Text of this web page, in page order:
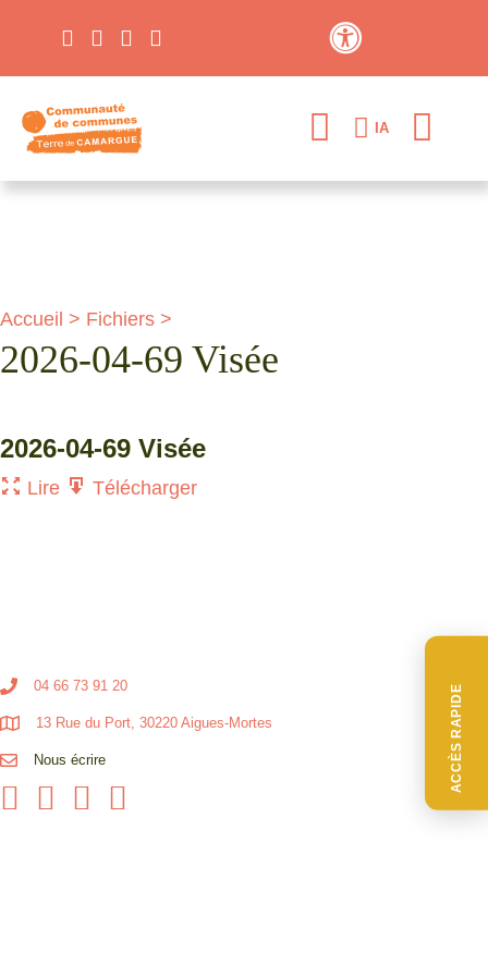
ACCÈS RAPIDE
IA
Accueil > Fichiers >
2026-04-69 Visée
2026-04-69 Visée
Lire Télécharger
04 66 73 91 20
13 Rue du Port, 30220 Aigues-Mortes
Nous écrire